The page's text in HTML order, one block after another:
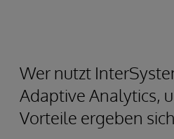
Wer nutzt
Adaptive Analytics,
Vorteile ergeben